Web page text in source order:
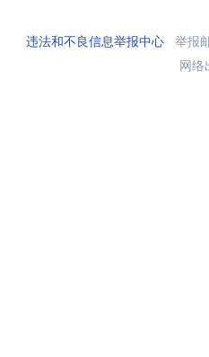
违法和不良信息举报中心举报
网